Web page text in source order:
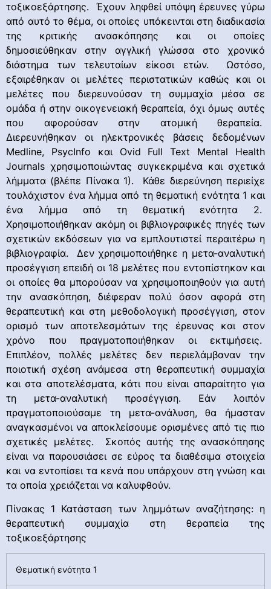
τοξικοεξάρτησης. Έχουν ληφθεί υπόψη έρευνες γύρω
από αυτό το θέμα, οι οποίες υπόκεινται στη διαδικασία
της κριτικής ανασκόπησης και οι οποίες
δημοσιεύθηκαν στην αγγλική γλώσσα στο χρονικό
διάστημα των τελευταίων είκοσι ετών. Ωστόσο,
εξαιρέθηκαν οι μελέτες περιστατικών καθώς και οι
μελέτες που διερευνούσαν τη συμμαχία μέσα σε
ομάδα ή στην οικογενειακή θεραπεία, όχι όμως αυτές
που αφορούσαν στην ατομική θεραπεία.
Διερευνήθηκαν οι ηλεκτρονικές βάσεις δεδομένων
Medline, PsycInfo και Ovid Full Text Mental Health
Journals χρησιμοποιώντας συγκεκριμένα και σχετικά
λήμματα (βλέπε Πίνακα 1). Κάθε διερεύνηση περιείχε
τουλάχιστον ένα λήμμα από τη θεματική ενότητα 1 και
ένα λήμμα από τη θεματική ενότητα 2.
Χρησιμοποιήθηκαν ακόμη οι βιβλιογραφικές πηγές των
σχετικών εκδόσεων για να εμπλουτιστεί περαιτέρω η
βιβλιογραφία. Δεν χρησιμοποιήθηκε η μετα-αναλυτική
προσέγγιση επειδή οι 18 μελέτες που εντοπίστηκαν και
οι οποίες θα μπορούσαν να χρησιμοποιηθούν για αυτή
την ανασκόπηση, διέφεραν πολύ όσον αφορά στη
θεραπευτική και στη μεθοδολογική προσέγγιση, στον
ορισμό των αποτελεσμάτων της έρευνας και στον
χρόνο που πραγματοποιήθηκαν οι εκτιμήσεις.
Επιπλέον, πολλές μελέτες δεν περιελάμβαναν την
ποιοτική σχέση ανάμεσα στη θεραπευτική συμμαχία
και στα αποτελέσματα, κάτι που είναι απαραίτητο για
τη μετα-αναλυτική προσέγγιση. Εάν λοιπόν
πραγματοποιούσαμε τη μετα-ανάλυση, θα ήμασταν
αναγκασμένοι να αποκλείσουμε ορισμένες από τις πιο
σχετικές μελέτες. Σκοπός αυτής της ανασκόπησης
είναι να παρουσιάσει σε εύρος τα διαθέσιμα στοιχεία
και να εντοπίσει τα κενά που υπάρχουν στη γνώση και
τα οποία χρειάζεται να καλυφθούν.
Πίνακας 1 Κατάσταση των λημμάτων αναζήτησης: η
θεραπευτική συμμαχία στη θεραπεία της
τοξικοεξάρτησης
Θεματική ενότητα 1